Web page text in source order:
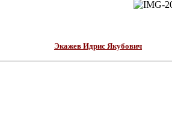
Экажев Идрис Якубович